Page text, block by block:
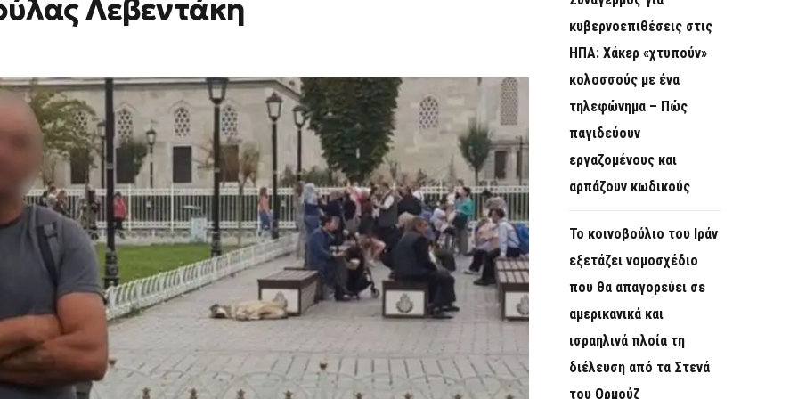
Λεβεντάκη
κυβερνοεπιθέσεις στις
ΗΠΑ: Χάκερ «χτυπούν»
κολοσσούς με ένα
τηλεφώνημα – Πώς
παγιδεύουν
εργαζομένους και
αρπάζουν κωδικούς
Το κοινοβούλιο του Ιράν
εξετάζει νομοσχέδιο
που θα απαγορεύει σε
αμερικανικά και
ισραηλινά πλοία τη
διέλευση από τα Στενά
του Ορμούζ